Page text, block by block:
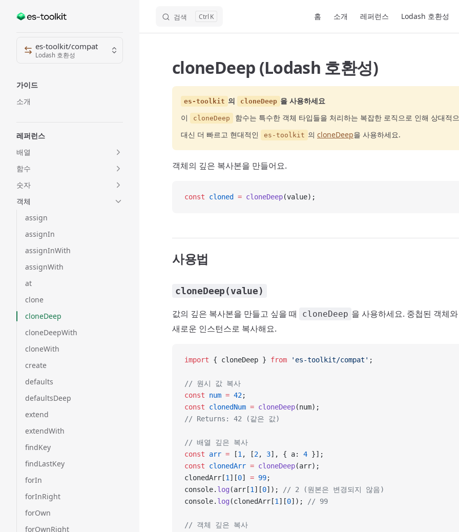
Skip to content 검색 K 홈 소개 레퍼런스 Lodash 호환성
Sidebar Navigation
es-toolkit/compat
Lodash 호환성
가이드
소개
레퍼런스
배열
함수
숫자
객체
assign
assignIn
assignInWith
assignWith
at
clone
cloneDeep
cloneDeepWith
cloneWith
create
defaults
defaultsDeep
extend
extendWith
findKey
findLastKey
forIn
forInRight
forOwn
forOwnRight
cloneDeep (Lodash 호환성)
es-toolkit 의 cloneDeep 을 사용하세요
이
cloneDeep
함수는 특수한 객체 타입들을 처리하는 복잡한 로직으로 인해 상대적
대신 더 빠르고 현대적인
es-toolkit 의 cloneDeep을 사용하세요.
객체의 깊은 복사본을 만들어요.
const cloned = cloneDeep(value);
사용법
cloneDeep(value)
값의 깊은 복사본을 만들고 싶을 때 cloneDeep 을 사용하세요. 중첩된 객체
새로운 인스턴스로 복사해요.
import { cloneDeep } from 'es-toolkit/compat' ;
// 원시 값 복사
const num = 42;
const clonedNum = cloneDeep(num);
// Returns: 42 (같은 값)
// 배열 깊은 복사
const arr = [1 , [2, 3], { a: 4 }];
const clonedArr = cloneDeep(arr);
clonedArr[1 ][0] = 99;
console. log (arr[1 ][0]);
// 2 (원본은 변경되지 않음)
console. log (clonedArr[1 ][0]); // 99
// 객체 깊은 복사